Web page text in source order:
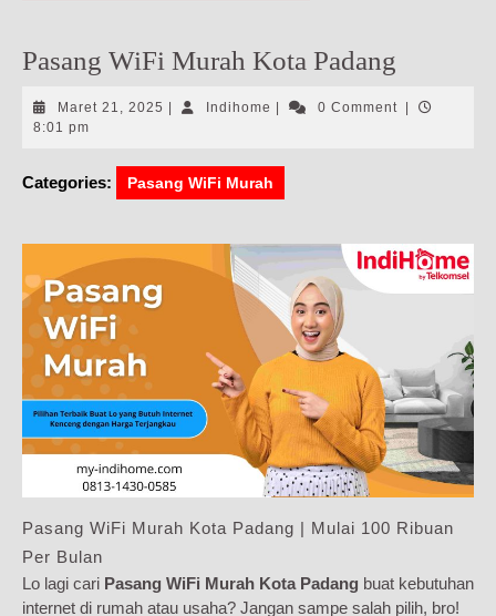
Pasang WiFi Murah Kota Padang
Maret 21, 2025 Maret
Indihome Indihome0 Comment
8:01 pm
Categories: Pasang WiFi Murah
Pasang WiFi Murah Kota Padang | Mulai 100 Ribuan
Per Bulan
Lo lagi cari Pasang WiFi Murah Kota Padang buat kebutuhan
internet di rumah atau usaha? Jangan sampe salah pilih, bro!